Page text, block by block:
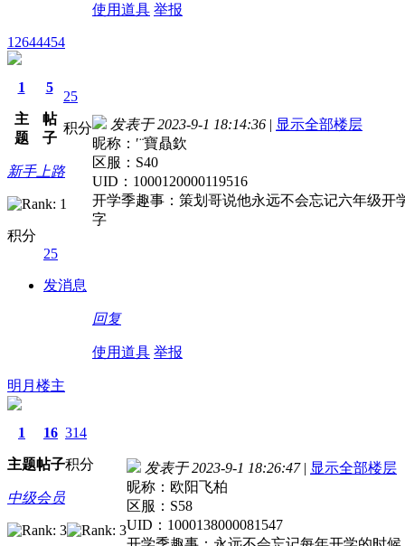
使用道具 举报
12644454
1
主
题
5
帖
子
25
积分
新手上路
积分
25
发消息
发表于 2023-9-1 18:14:36 | 显示全部楼层
昵称：′¨寶贔欽
区服：S40
UID：1000120000119516
开学季趣事：策划哥说他永远不会忘记六年级
字
回复
使用道具 举报
明月楼主
1
主题
16
帖子
314
积分
中级会员
发表于 2023-9-1 18:26:47 | 显示全部楼层
昵称：欧阳飞柏
区服：S58
UID：1000138000081547